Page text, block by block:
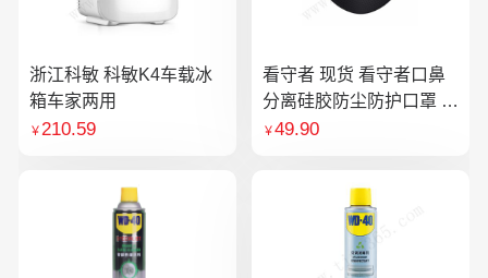
浙江科敏 科敏K4车载冰
箱车家两用
￥210.59
看守者 现货 看守者口鼻
分离硅胶防尘防护口罩 1
个口罩含10片滤芯
￥49.90